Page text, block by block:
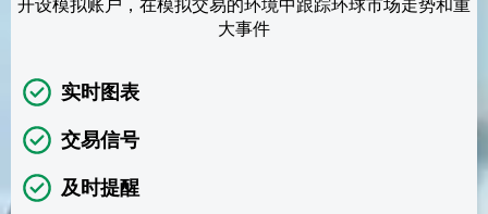
大事件
实时图表
交易信号
及时提醒